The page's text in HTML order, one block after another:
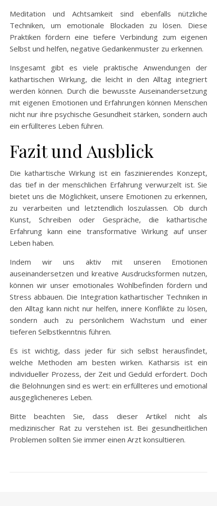
Meditation und Achtsamkeit sind ebenfalls nützliche
Techniken, um emotionale Blockaden zu lösen. Diese
Praktiken fördern eine tiefere Verbindung zum eigenen
Selbst und helfen, negative Gedankenmuster zu erkennen.
Insgesamt gibt es viele praktische Anwendungen der
kathartischen Wirkung, die leicht in den Alltag integriert
werden können. Durch die bewusste Auseinandersetzung
mit eigenen Emotionen und Erfahrungen können Menschen
nicht nur ihre psychische Gesundheit stärken, sondern auch
ein erfüllteres Leben führen.
Fazit und Ausblick
Die kathartische Wirkung ist ein faszinierendes Konzept,
das tief in der menschlichen Erfahrung verwurzelt ist. Sie
bietet uns die Möglichkeit, unsere Emotionen zu erkennen,
zu verarbeiten und letztendlich loszulassen. Ob durch
Kunst, Schreiben oder Gespräche, die kathartische
Erfahrung kann eine transformative Wirkung auf unser
Leben haben.
Indem wir uns aktiv mit unseren Emotionen
auseinandersetzen und kreative Ausdrucksformen nutzen,
können wir unser emotionales Wohlbefinden fördern und
Stress abbauen. Die Integration kathartischer Techniken in
den Alltag kann nicht nur helfen, innere Konflikte zu lösen,
sondern auch zu persönlichem Wachstum und einer
tieferen Selbstkenntnis führen.
Es ist wichtig, dass jeder für sich selbst herausfindet,
welche Methoden am besten wirken. Katharsis ist ein
individueller Prozess, der Zeit und Geduld erfordert. Doch
die Belohnungen sind es wert: ein erfüllteres und emotional
ausgeglicheneres Leben.
Bitte beachten Sie, dass dieser Artikel nicht als
medizinischer Rat zu verstehen ist. Bei gesundheitlichen
Problemen sollten Sie immer einen Arzt konsultieren.